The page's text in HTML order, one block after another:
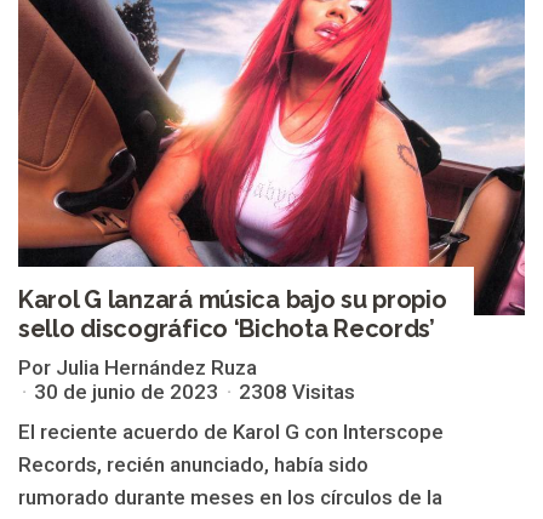
Karol G lanzará música bajo su propio
sello discográfico ‘Bichota Records’
Por Julia Hernández Ruza
30 de junio de 2023
2308 Visitas
El reciente acuerdo de Karol G con Interscope
Records, recién anunciado, había sido
rumorado durante meses en los círculos de la